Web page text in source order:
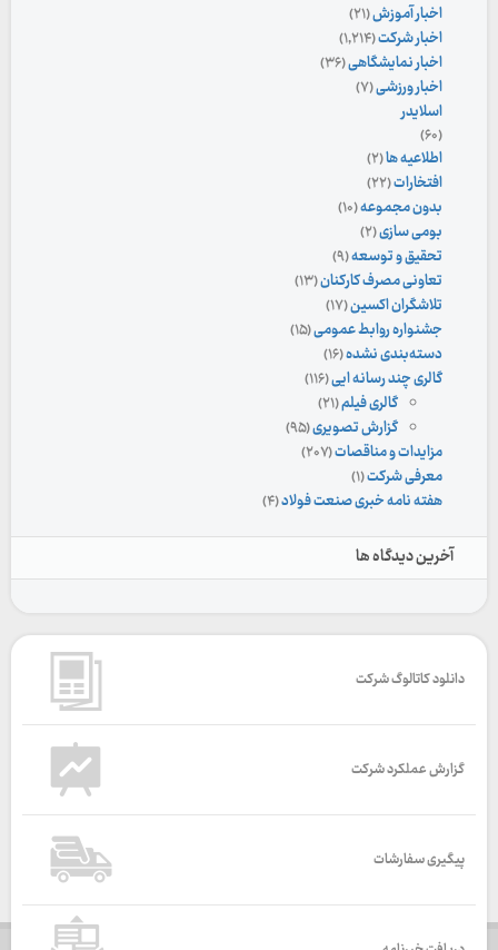
اخبار آموزش(۲۱)
اخبار شرکت(۱,۲۱۴)
اخبار نمایشگاهی(۳۶)
اخبار ورزشی(۷)
اسلایدر
(۶۰)
اطلاعیه ها(۲)
افتخارات(۲۲)
بدون مجموعه(۱۰)
بومی سازی(۲)
تحقیق و توسعه(۹)
تعاونی مصرف کارکنان(۱۳)
تلاشگران اکسین(۱۷)
جشنواره روابط عمومی(۱۵)
دسته‌بندی نشده(۱۶)
گالری چند رسانه ایی(۱۱۶)
گالری فیلم(۲۱)
گزارش تصویری(۹۵)
مزایدات و مناقصات(۲۰۷)
معرفی شرکت(۱)
هفته نامه خبری صنعت فولاد(۴)
آخرین دیدگاه ها
دانلود کاتالوگ شرکت
گزارش عملکرد شرکت
پیگیری سفارشات